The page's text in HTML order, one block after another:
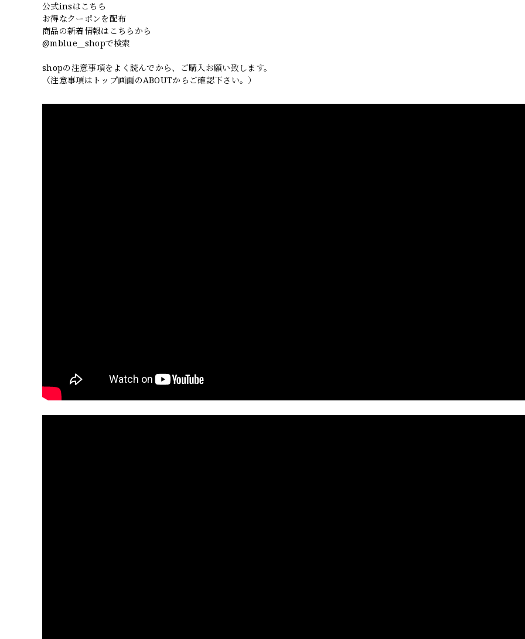
公式insはこちら
お得なクーポンを配布
商品の新着情報はこちらから
@mblue__shopで検索
shopの注意事項をよく読んでから、ご購入お願い致します。
（注意事項はトップ画面のABOUTからご確認下さい。）